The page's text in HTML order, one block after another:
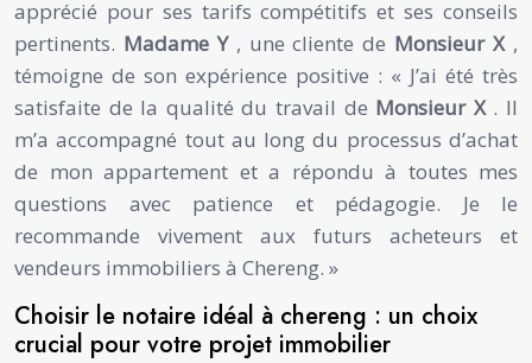
apprécié pour ses tarifs compétitifs et ses conseils
pertinents. Madame Y , une cliente de Monsieur X ,
témoigne de son expérience positive : « J’ai été très
satisfaite de la qualité du travail de Monsieur X . Il
m’a accompagné tout au long du processus d’achat
de mon appartement et a répondu à toutes mes
questions avec patience et pédagogie. Je le
recommande vivement aux futurs acheteurs et
vendeurs immobiliers à Chereng. »
Choisir le notaire idéal à chereng : un choix
crucial pour votre projet immobilier